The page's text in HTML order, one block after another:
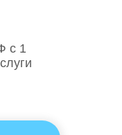
c 1